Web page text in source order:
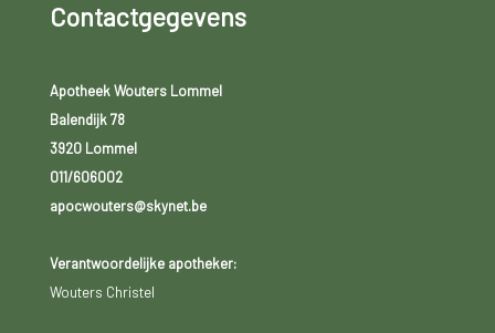
Contactgegevens
Apotheek Wouters Lommel
Balendijk 78
3920 Lommel
011/606002
apocwouters@skynet.be
Verantwoordelijke apotheker:
Wouters Christel